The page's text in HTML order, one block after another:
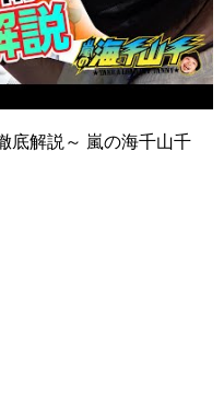
底解説～ 嵐の海千山千